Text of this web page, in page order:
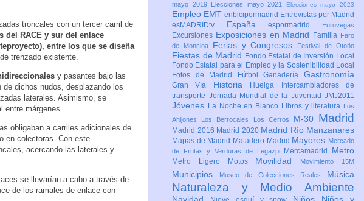
troncales con un tercer carril de
del RACE y sur del enlace
entre los que se diseña
trenzado existente.
y pasantes bajo las
dichos nudos, desplazando los
laterales. Asimismo, se
entre márgenes.
obligaban a carriles adicionales de
en colectoras. Con este
acercando las laterales y
se llevarían a cabo a través de
de los ramales de enlace con
mayo 2019
Elecciones mayo 2021 Elecciones mayo 2023
Empleo EMT enbicipormadrid Entrevistas por Madrid
esMADRIDtv Españaespormadrid Eurovegas
Excursiones Exposiciones en Madrid Familia Faro
de Moncloa
Ferias y Congresos Festival de Otoño
Fiestas de Madrid Fondo Estatal de Inversión Local
Fondo Estatal para el Empleo y la Sostenibilidad Local
Fotos de Madrid
FútbolGanaderíaGastronomía
Gran Vía Historia Huelga
Intercambiadores de
transporte Jornada Mundial de la Juventud JMJ2011
Jóvenes La Noche en Blanco Libros y literatura
Los
Ahijones
Los Berrocales Los Cerros M-30 Madrid
Madrid 2016 Madrid 2020 Madrid Río Manzanares
Mapas de Madrid Matadero Madrid Mayores Mercado
de Frutas y Verduras de Legazpi
Mercamadrid Metro
Metro Ligero Motos Movilidad Movimiento 15M
Municipios Museo de Colecciones Reales Música
Naturaleza y Medio Ambiente